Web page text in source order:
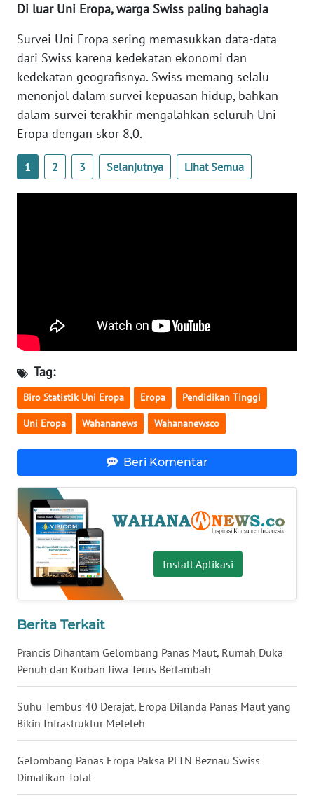
Di luar Uni Eropa, warga Swiss paling bahagia
Survei Uni Eropa sering memasukkan data-data
dari Swiss karena kedekatan ekonomi dan
kedekatan geografisnya. Swiss memang selalu
menonjol dalam survei kepuasan hidup, bahkan
dalam survei terakhir mengalahkan seluruh Uni
Eropa dengan skor 8,0.
1 2 3 Selanjutnya Lihat Semua
Tag:
Biro Statistik Uni Eropa Eropa Pendidikan Tinggi
Uni Eropa Wahananews Wahananewsco
Beri Komentar
Install Aplikasi
Berita Terkait
Prancis Dihantam Gelombang Panas Maut, Rumah Duka
Penuh dan Korban Jiwa Terus Bertambah
Suhu Tembus 40 Derajat, Eropa Dilanda Panas Maut yang
Bikin Infrastruktur Meleleh
Gelombang Panas Eropa Paksa PLTN Beznau Swiss
Dimatikan Total
WN
PAPUA
BARAT
WN
RIAU
SULTRA
NTB
WN
SULTENG
SULBAR
WN
BABEL
WN
SUMBAR
WN
WN
BENGKULU
WN
LAMPUNG
WN